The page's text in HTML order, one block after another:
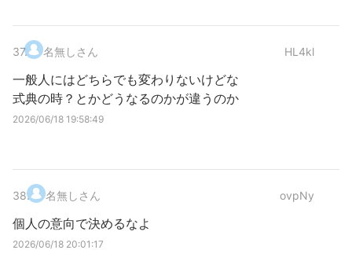
37. 名無しさん HL4kl
一般人にはどちらでも変わりないけどな
式典の時？とかどうなるのかが違うのか
2026/06/18 19:58:49
38. 名無しさん ovpNy
個人の意向で決めるなよ
2026/06/18 20:01:17